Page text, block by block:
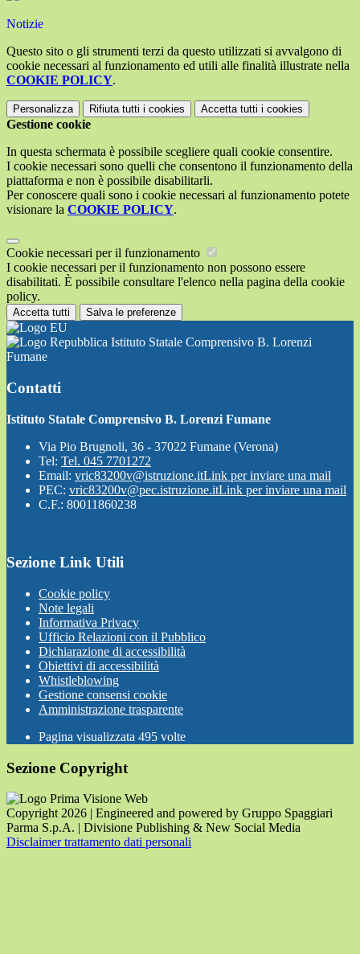
Notizie
Questo sito o gli strumenti terzi da questo utilizzati si avvalgono di
cookie necessari al funzionamento ed utili alle finalità illustrate nella
COOKIE POLICY.
Personalizza Rifiuta tutti i cookies Accetta tutti i cookies
Gestione cookie
In questa schermata è possibile scegliere quali cookie consentire.
I cookie necessari sono quelli che consentono il funzionamento della
piattaforma e non è possibile disabilitarli.
Per conoscere quali sono i cookie necessari al funzionamento potete
visionare la COOKIE POLICY.
Cookie necessari per il funzionamento
I cookie necessari per il funzionamento non possono essere
disabilitati. È possibile consultare l'elenco nella pagina della cookie
policy.
Accetta tutti Salva le preferenze
Istituto Statale Comprensivo B. Lorenzi
Fumane
Contatti
Istituto Statale Comprensivo B. Lorenzi Fumane
Via Pio Brugnoli, 36 - 37022 Fumane (Verona)
Tel: Tel. 045 7701272
Email: vric83200v@istruzione.itLink per inviare una mail
PEC: vric83200v@pec.istruzione.itLink per inviare una mail
C.F.: 80011860238
Sezione Link Utili
Cookie policy
Note legali
Informativa Privacy
Ufficio Relazioni con il Pubblico
Dichiarazione di accessibilità
Obiettivi di accessibilità
Whistleblowing
Gestione consensi cookie
Amministrazione trasparente
Pagina visualizzata 495 volte
Sezione Copyright
Copyright 2026 | Engineered and powered by Gruppo Spaggiari
Parma S.p.A. | Divisione Publishing & New Social Media
Disclaimer trattamento dati personali